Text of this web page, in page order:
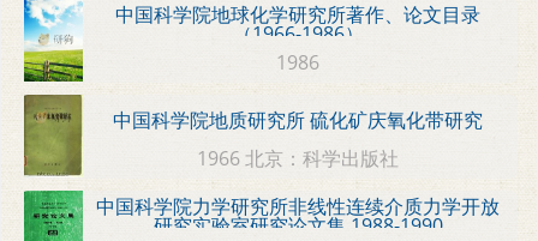
中国科学院地球化学研究所著作、论文目录
（1966-1986）
1986
中国科学院地质研究所 硫化矿庆氧化带研究
1966 北京：科学出版社
中国科学院力学研究所非线性连续介质力学开放
研究实验室研究论文集 1988-1990